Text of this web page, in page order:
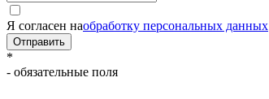
Я согласен наобработку персональных данных
Отправить
*
- обязательные поля